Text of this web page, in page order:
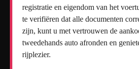
registratie en eigendom van het
te verifiëren dat alle documenten
zijn, kunt u met vertrouwen de
tweedehands auto afronden en
rijplezier.